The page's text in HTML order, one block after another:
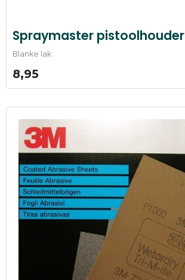
Spraymaster pistoolhouder
Blanke lak
8,95